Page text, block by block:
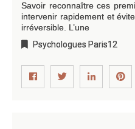
Savoir reconnaître ces
intervenir rapidement et
irréversible. L’une
Psychologues Paris12